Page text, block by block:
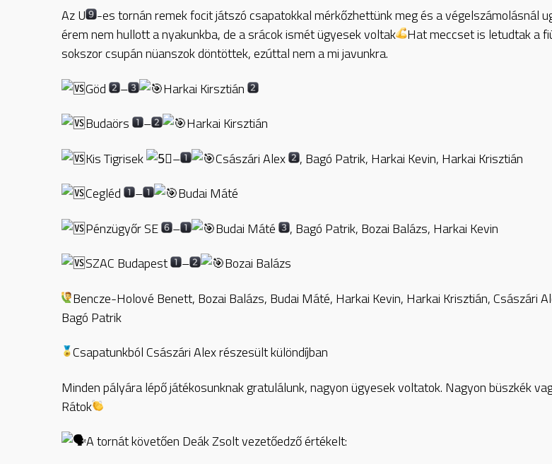
Az U
-es tornán remek focit játszó csapatokkal mérkőzhettünk meg és a végelszámolásnál
érem nem hullott a nyakunkba, de a srácok ismét ügyesek voltak
Hat meccset is letudtak a
sokszor csupán nüanszok döntöttek, ezúttal nem a mi javunkra.
Göd
–
Harkai Kirsztián
Budaörs
–
Harkai Kirsztián
Kis Tigrisek
– Császári Alex
, Bagó Patrik, Harkai Kevin, Harkai Krisztián
Cegléd
–
Budai Máté
Pénzügyőr SE
– Budai Máté
, Bagó Patrik, Bozai Balázs, Harkai Kevin
SZAC Budapest
–
Bozai Balázs
Bencze-Holové Benett, Bozai Balázs, Budai Máté, Harkai Kevin, Harkai Krisztián, Császári
Bagó Patrik
Csapatunkból Császári Alex részesült különdíjban
Minden pályára lépő játékosunknak gratulálunk, nagyon ügyesek voltatok. Nagyon büszkék
Rátok
A tornát követően Deák Zsolt vezetőedző értékelt: